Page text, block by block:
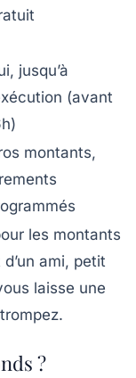
jusqu’à
(avant
montants,
les montants
ami, petit
laisse une
?